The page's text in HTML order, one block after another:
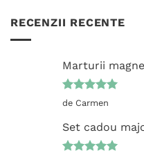
RECENZII RECENTE
Marturii
Evaluat la
de Carmen
Set cadou